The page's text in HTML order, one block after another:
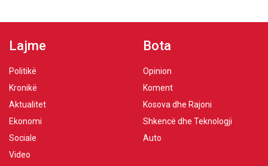
Lajme
Politikë
Kronikë
Aktualitet
Ekonomi
Sociale
Video
Bota
Opinion
Koment
Kosova dhe Rajoni
Shkencë dhe Teknologji
Auto